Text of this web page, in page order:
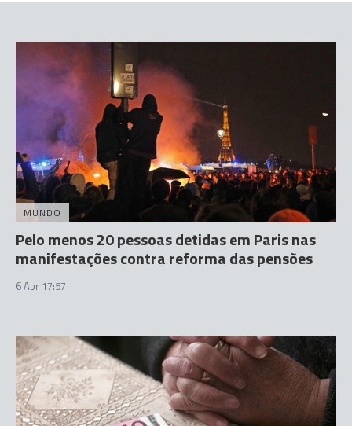
MUNDO
Pelo menos 20 pessoas detidas em Paris nas
manifestações contra reforma das pensões
6 Abr 17:57